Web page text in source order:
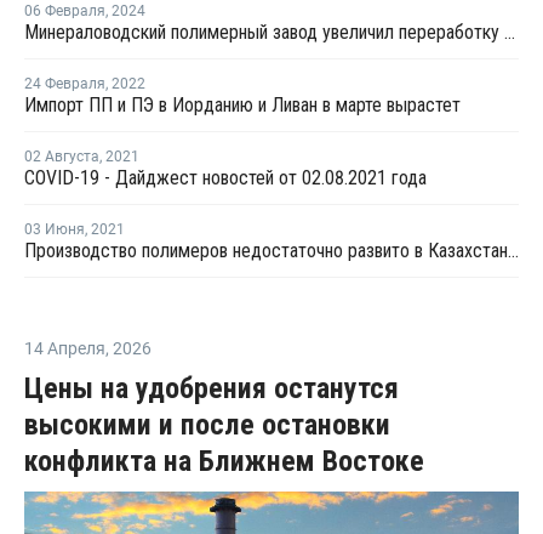
06 Февраля, 2024
Минераловодский полимерный завод увеличил переработку вторичного полиэтилена в два раза
24 Февраля, 2022
Импорт ПП и ПЭ в Иорданию и Ливан в марте вырастет
02 Августа, 2021
COVID-19 - Дайджест новостей от 02.08.2021 года
03 Июня, 2021
Производство полимеров недостаточно развито в Казахстане из-за отсутствия полноценного ГХК- вице-министр
14 Апреля, 2026
Цены на удобрения останутся
высокими и после остановки
конфликта на Ближнем Востоке